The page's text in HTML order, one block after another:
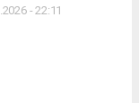
- 22:11